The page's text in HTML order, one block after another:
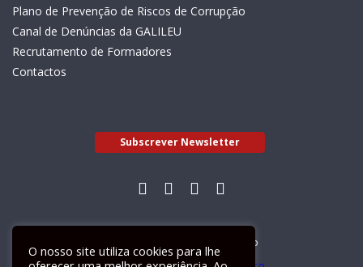
Plano de Prevenção de Riscos de Corrupção
Canal de Denúncias da GALILEU
Recrutamento de Formadores
Contactos
Subscrever Newsletter
Livro de Reclamações Electrónico
O nosso site utiliza cookies para lhe